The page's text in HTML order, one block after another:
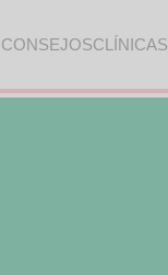
CLÍNICAS